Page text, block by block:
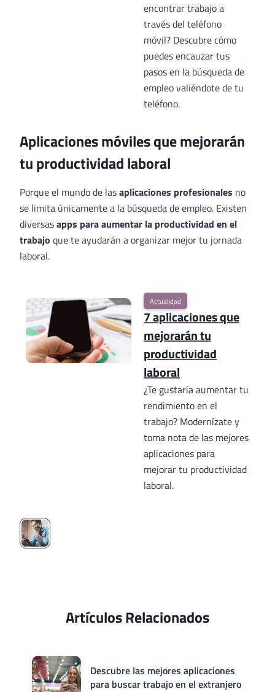
encontrar trabajo a
través del teléfono
móvil? Descubre cómo
puedes encauzar tus
pasos en la búsqueda de
empleo valiéndote de tu
teléfono.
Aplicaciones móviles que mejorarán
tu productividad laboral
Porque el mundo de lasaplicaciones profesionales no
se limita únicamente a la búsqueda de empleo. Existen
diversasapps para aumentar la productividad en el
trabajo que te ayudarán a organizar mejor tu jornada
laboral.
Actualidad
7 aplicaciones que
mejorarán tu
productividad
laboral
¿Te gustaría aumentar tu
rendimiento en el
trabajo? Modernízate y
toma nota de las mejores
aplicaciones para
mejorar tu productividad
laboral.
Artículos Relacionados
Descubre las mejores aplicaciones
para buscar trabajo en el extranjero